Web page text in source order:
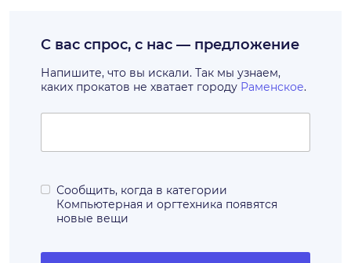
С вас спрос, с нас — предложение
Напишите, что вы искали. Так мы узнаем,
каких прокатов не хватает городу Раменское.
Сообщить, когда в категории
Компьютерная и оргтехника появятся
новые вещи